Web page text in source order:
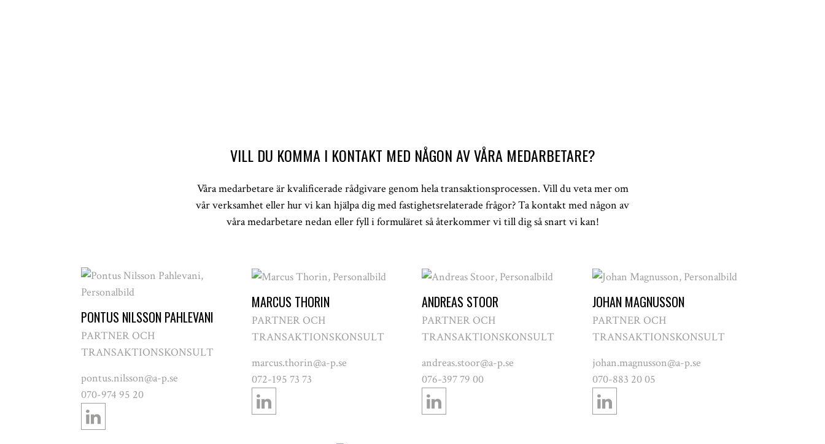
VILL DU KOMMA I KONTAKT MED NÅGON AV VÅRA MEDARBETARE?
Våra medarbetare är kvalificerade rådgivare genom hela transaktionsprocessen. Vill du veta mer om
vår verksamhet eller hur vi kan hjälpa dig med fastighetsrelaterade frågor? Ta kontakt med någon av
våra medarbetare nedan eller fyll i formuläret så återkommer vi till dig så snart vi kan!
PONTUS NILSSON PAHLEVANI
PARTNER OCH
TRANSAKTIONSKONSULT
pontus.nilsson@a-p.se
070-974 95 20
MARCUS THORIN
PARTNER OCH
TRANSAKTIONSKONSULT
marcus.thorin@a-p.se
072-195 73 73
ANDREAS STOOR
PARTNER OCH
TRANSAKTIONSKONSULT
andreas.stoor@a-p.se
076-397 79 00
JOHAN MAGNUSSON
PARTNER OCH
TRANSAKTIONSKONSULT
johan.magnusson@a-p.se
070-883 20 05